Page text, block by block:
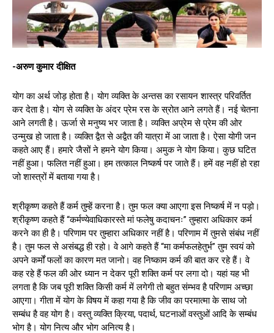
-अरुण कुमार दीक्षित
योग का अर्थ जोड़ होता है। योग व्यक्ति के अन्तस का रसायन शास्त्र परिवर्तित
कर देता है। योग से व्यक्ति के अंदर प्रेम रस के स्रोत आने लगते हैं। नई चेतना
आने लगती है। ऊर्जा से मनुष्य भर जाता है। व्यक्ति अप्रेम से प्रेम की ओर
उन्मुख हो जाता है। व्यक्ति द्वैत से अद्वैत की यात्रा में आ जाता है। ऐसा योगी जन
कहते आए हैं। हमारे जैसों ने हमने योग किया। अमुक ने योग किया। कुछ घटित
नहीं हुआ। फलित नहीं हुआ। हम तत्काल निष्कर्ष पर जाते हैं। हमें वह नहीं हो रहा
जो शास्त्रों में बताया गया है।
श्रीकृष्ण कहते हैं कर्म तुम्हें करना है। तुम फल क्या आएगा इस निष्कर्ष में न पड़ो।
श्रीकृष्ण कहते हैं “कर्मण्येवाधिकारस्ते मां फलेषु कदाचनः” तुम्हारा अधिकार कर्म
करने का ही है। परिणाम पर तुम्हारा अधिकार नहीं है। परिणाम में तुमसे संबंध नहीं
है। तुम फल से असंबद्ध ही रहो। वे आगे कहते हैं “मा कर्मफलहेतुर्भ” तुम स्वयं को
अपने कर्मों फलों का कारण मत जानो। वह निष्काम कर्म की बात कर रहे हैं। वे
कह रहे हैं फल की ओर ध्यान न देकर पूरी शक्ति कर्म पर लगा दो। यहां यह भी
लगता है कि जब पूरी शक्ति किसी कर्म में लगेगी तो बहुत संम्भव है परिणाम अच्छा
आएगा। गीता में योग के विषय में कहा गया है कि जीव का परमात्मा के साथ जो
सम्बंध है वह योग है। वस्तु व्यक्ति क्रिया, पदार्थ, घटनाओं वस्तुओं आदि के सम्बंध
भोग है। योग नित्य और भोग अनित्य है।